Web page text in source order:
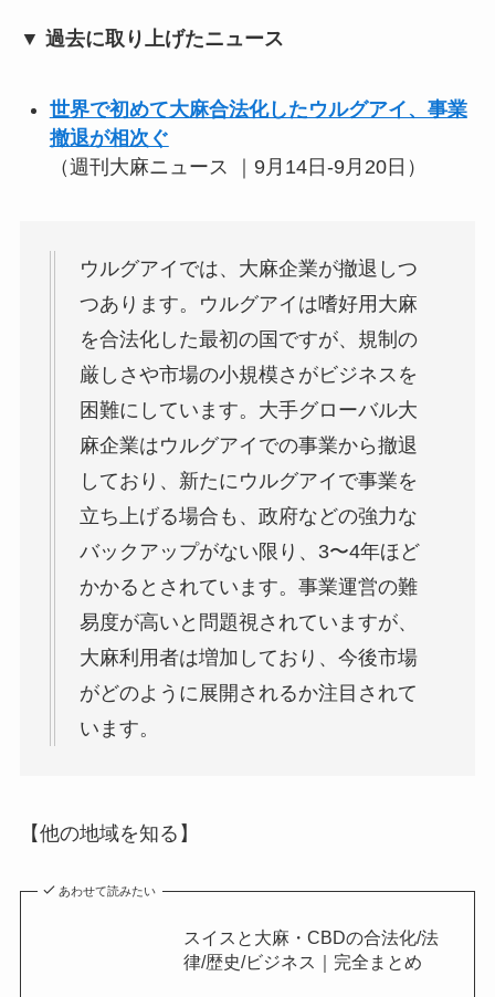
▼ 過去に取り上げたニュース
世界で初めて大麻合法化したウルグアイ、事業
撤退が相次ぐ
（週刊大麻ニュース ｜9月14日-9月20日）
ウルグアイでは、大麻企業が撤退しつ
つあります。ウルグアイは嗜好用大麻
を合法化した最初の国ですが、規制の
厳しさや市場の小規模さがビジネスを
困難にしています。大手グローバル大
麻企業はウルグアイでの事業から撤退
しており、新たにウルグアイで事業を
立ち上げる場合も、政府などの強力な
バックアップがない限り、3〜4年ほど
かかるとされています。事業運営の難
易度が高いと問題視されていますが、
大麻利用者は増加しており、今後市場
がどのように展開されるか注目されて
います。
【他の地域を知る】
あわせて読みたい
スイスと大麻・CBDの合法化/法
律/歴史/ビジネス｜完全まとめ